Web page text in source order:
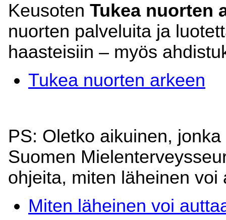
Keusoten Tukea nuorten
nuorten palveluita ja
haasteisiin – myös
Tukea nuorten arkeen
PS: Oletko aikuinen,
Suomen
ohjeita, miten läheinen
Miten läheinen voi